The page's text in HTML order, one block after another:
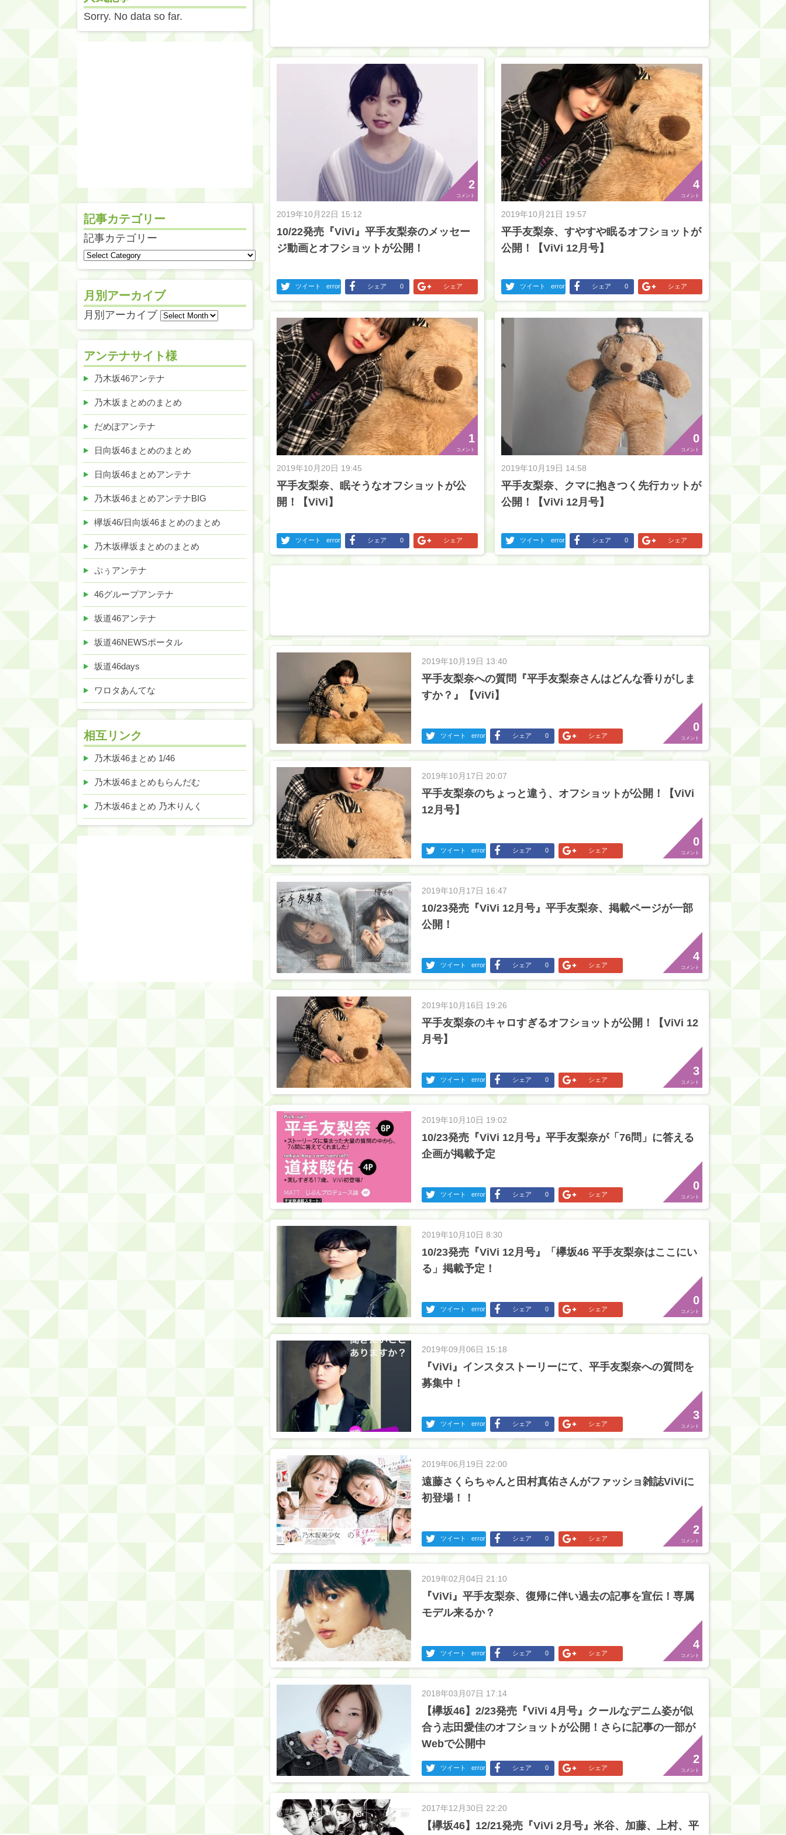
2019年10月22日 15:12
10/22発売『ViVi』平手友梨奈のメッセー
ジ動画とオフショットが公開！
2
コメント
ツイート error シェア 0 シェア
2019年10月21日 19:57
平手友梨奈、すやすや眠るオフショットが
公開！【ViVi 12月号】
4
コメント
ツイート error シェア 0 シェア
2019年10月20日 19:45
平手友梨奈、眠そうなオフショットが公
開！【ViVi】
1
コメント
ツイート error シェア 0 シェア
2019年10月19日 14:58
平手友梨奈、クマに抱きつく先行カットが
公開！【ViVi 12月号】
0
コメント
ツイート error シェア 0 シェア
2019年10月19日 13:40
平手友梨奈への質問『平手友梨奈さんはどんな香りがしま
すか？』【ViVi】
0
コメント
ツイート error シェア 0 シェア
2019年10月17日 20:07
平手友梨奈のちょっと違う、オフショットが公開！【ViVi
12月号】
0
コメント
ツイート error シェア 0 シェア
2019年10月17日 16:47
10/23発売『ViVi 12月号』平手友梨奈、掲載ページが一部
公開！
4
コメント
ツイート error シェア 0 シェア
2019年10月16日 19:26
平手友梨奈のキャロすぎるオフショットが公開！【ViVi 12
月号】
3
コメント
ツイート error シェア 0 シェア
2019年10月10日 19:02
10/23発売『ViVi 12月号』平手友梨奈が「76問」に答える
企画が掲載予定
0
コメント
ツイート error シェア 0 シェア
2019年10月10日 8:30
10/23発売『ViVi 12月号』「欅坂46 平手友梨奈はここにい
る」掲載予定！
0
コメント
ツイート error シェア 0 シェア
2019年09月06日 15:18
『ViVi』インスタストーリーにて、平手友梨奈への質問を
募集中！
3
コメント
ツイート error シェア 0 シェア
2019年06月19日 22:00
遠藤さくらちゃんと田村真佑さんがファッショ雑誌ViViに
初登場！！
2
コメント
ツイート error シェア 0 シェア
2019年02月04日 21:10
『ViVi』平手友梨奈、復帰に伴い過去の記事を宣伝！専属
モデル来るか？
4
コメント
ツイート error シェア 0 シェア
2018年03月07日 17:14
【欅坂46】2/23発売『ViVi 4月号』クールなデニム姿が似
合う志田愛佳のオフショットが公開！さらに記事の一部が
Webで公開中
2
コメント
ツイート error シェア 0 シェア
2017年12月30日 22:20
【欅坂46】12/21発売『ViVi 2月号』米谷、加藤、上村、平
Sorry. No data so far.
記事カテゴリー
記事カテゴリー
月別アーカイブ
月別アーカイブ
アンテナサイト様
乃木坂46アンテナ
乃木坂まとめのまとめ
だめぽアンテナ
日向坂46まとめのまとめ
日向坂46まとめアンテナ
乃木坂46まとめアンテナBIG
欅坂46/日向坂46まとめのまとめ
乃木坂欅坂まとめのまとめ
ぷぅアンテナ
46グループアンテナ
坂道46アンテナ
坂道46NEWSポータル
坂道46days
ワロタあんてな
相互リンク
乃木坂46まとめ 1/46
乃木坂46まとめもらんだむ
乃木坂46まとめ 乃木りんく